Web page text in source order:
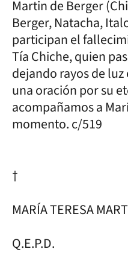
Martin de Berger
Berger, Natacha,
participan el
Tía Chiche, quien
dejando rayos de
una oración por su
acompañamos a
momento. c/519
†
MARÍA TERESA
Q.E.P.D.